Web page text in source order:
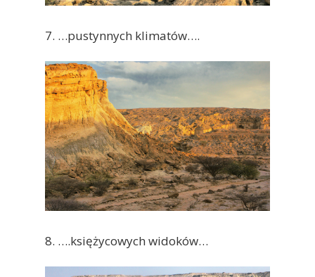
7. …pustynnych klimatów….
8. ….księżycowych widoków…